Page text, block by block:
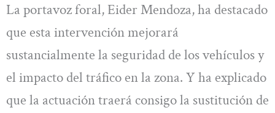
La portavoz foral, Eider Mendoza, ha destacado
que esta intervención mejorará
sustancialmente la seguridad de los vehículos y
el impacto del tráfico en la zona. Y ha explicado
que la actuación traerá consigo la sustitución de